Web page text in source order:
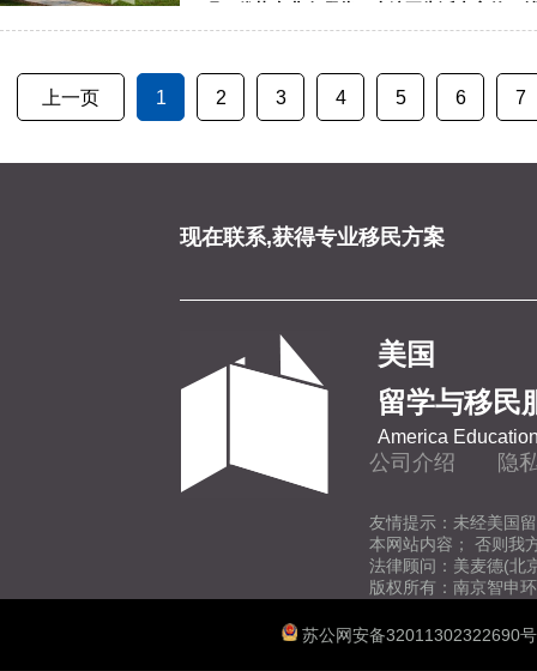
上一页 1 2 3 4 5 6 7
现在联系,获得专业移民方案
美国
留学与移民
America
公司介绍 隐
友情提示：未经美国
本网站内容； 否则我
法律顾问：美麦德(北
版权所有：南京智申
苏公网安备32011302322690号